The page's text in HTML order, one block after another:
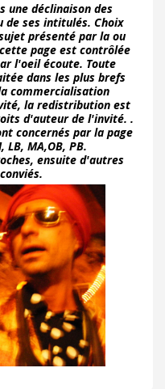
une déclinaison des
de ses intitulés. Choix
présenté par la ou
page est contrôlée
l'oeil écoute. Toute
dans les plus brefs
commercialisation
la redistribution est
d'auteur de l'invité. .
concernés par la page
LB, MA,OB, PB.
ensuite d'autres